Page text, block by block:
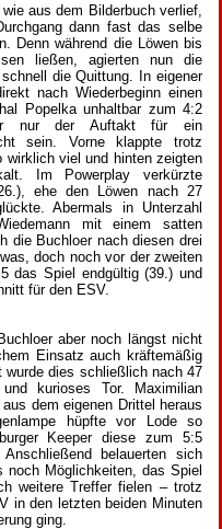
aus dem Bilderbuch verlief,
dann fast das selbe
Denn während die Löwen bis
ließen, agierten nun die
die Quittung. In eigener
nach Wiederbeginn einen
Popelka unhaltbar zum 4:2
nur der Auftakt für ein
sein. Vorne klappte trotz
wirklich viel und hinten zeigten
Im Powerplay verkürzte
ehe den Löwen nach 27
Abermals in Unterzahl
mit einem satten
die Buchloer nach diesen drei
doch noch vor der zweiten
das Spiel endgültig (39.) und
für den ESV.
aber noch längst nicht
Einsatz auch kräftemäßig
wurde dies schließlich nach 47
kurioses Tor. Maximilian
dem eigenen Drittel heraus
hüpfte vor Lode so
Keeper diese zum 5:5
belauerten sich
noch Möglichkeiten, das Spiel
weitere Treffer fielen – trotz
in den letzten beiden Minuten
ging.